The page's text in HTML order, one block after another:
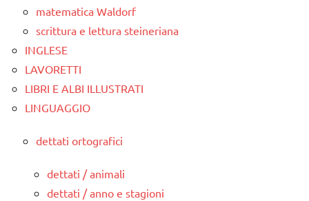
matematica Waldorf
scrittura e lettura steineriana
INGLESE
LAVORETTI
LIBRI E ALBI ILLUSTRATI
LINGUAGGIO
dettati ortografici
dettati / animali
dettati / anno e stagioni